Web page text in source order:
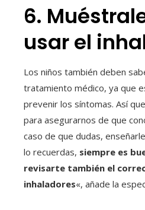
6.
usar el
Los niños también deben
tratamiento médico, ya que
prevenir los síntomas. Así
para asegurarnos de que
caso de que dudas,
lo recuerdas, siempre es
revisarte también el
inhaladores«, añade la